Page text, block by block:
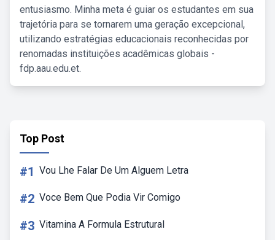
entusiasmo. Minha meta é guiar os estudantes em sua
trajetória para se tornarem uma geração excepcional,
utilizando estratégias educacionais reconhecidas por
renomadas instituições acadêmicas globais -
fdp.aau.edu.et.
Top Post
#1 Vou Lhe Falar De Um Alguem Letra
#2 Voce Bem Que Podia Vir Comigo
#3 Vitamina A Formula Estrutural